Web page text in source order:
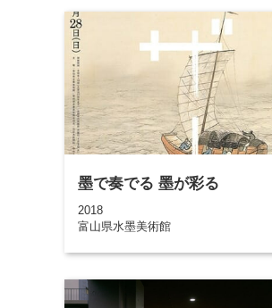
墨で奏でる 墨が彩る
2018
富山県水墨美術館